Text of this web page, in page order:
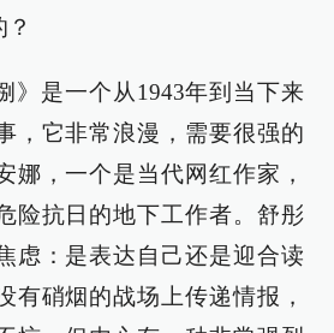
》是一个从1943年到当下来
，它非常浪漫，需要很强的
娜，一个是当代网红作家，
险抗日的地下工作者。舒彤
虑：是表达自己还是迎合读
有硝烟的战场上传递情报，